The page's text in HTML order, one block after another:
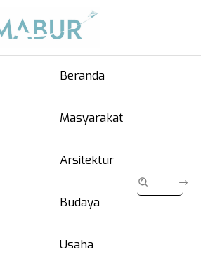
Beranda
Masyarakat
Arsitektur
Budaya
Usaha